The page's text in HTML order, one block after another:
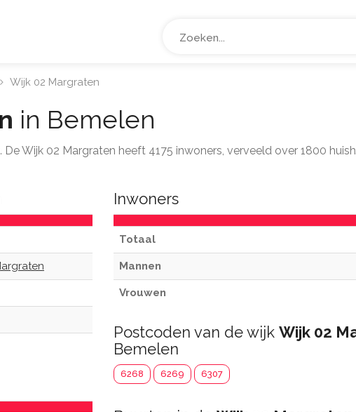
Wijk 02 Margraten
in Bemelen
De Wijk 02 Margraten heeft 4175 inwoners, verveeld over 1800
Inwoners
Totaal
Mannen
Vrouwen
Postcoden van de wijk Wijk 02
Bemelen
6268 6269 6307